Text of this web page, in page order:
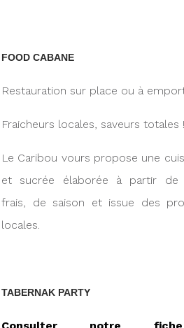
FOOD CABANE
Restauration sur place ou à
Fraicheurs locales, saveurs totales !
Le Caribou vours propose une
et sucrée élaborée à partir de
frais, de saison et issue des
locales.
TABERNAK PARTY
Consulter notre